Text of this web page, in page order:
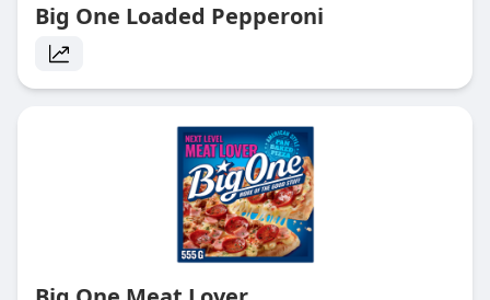
Big One Loaded Pepperoni